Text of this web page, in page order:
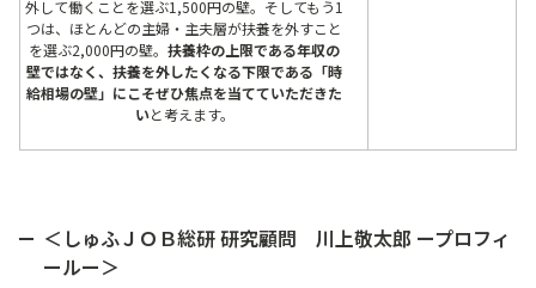
外して働くことを選ぶ1,500円の壁。そしてもう1
つは、ほとんどの主婦・主夫層が扶養を外すこと
を選ぶ2,000円の壁。 扶養枠の上限である年収の
壁ではなく、扶養を外したくなる下限である「時
給相場の壁」にこそぜひ焦点を当てていただきた
いと考えます。
＜しゅふＪＯＢ総研 研究顧問 川上敬太郎 ープロフィ
ールー​＞